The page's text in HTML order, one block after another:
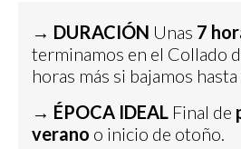
→ DURACIÓN Unas 7
terminamos en el Collado
horas más si bajamos hasta
→ ÉPOCA IDEAL Final de
verano o inicio de otoño.